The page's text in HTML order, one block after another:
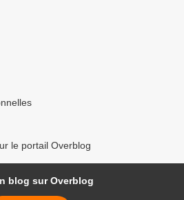
le portail Overblog
blog sur Overblog